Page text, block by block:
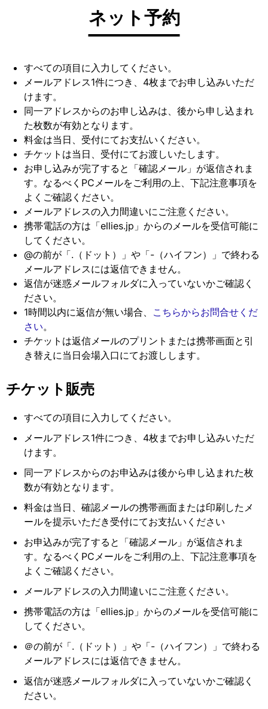
ネット予約
すべての項目に入力してください。
メールアドレス1件につき、4枚までお申し込みいただ
けます。
同一アドレスからのお申し込みは、後から申し込まれ
た枚数が有効となります。
料金は当日、受付にてお支払いください。
チケットは当日、受付にてお渡しいたします。
お申し込みが完了すると「確認メール」が返信されま
す。なるべくPCメールをご利用の上、下記注意事項を
よくご確認ください。
メールアドレスの入力間違いにご注意ください。
携帯電話の方は「ellies.jp」からのメールを受信可能に
してください。
@の前が「.（ドット）」や「-（ハイフン）」で終わる
メールアドレスには返信できません。
返信が迷惑メールフォルダに入っていないかご確認く
ださい。
1時間以内に返信が無い場合、 こちらからお問合せくだ
さい。
チケットは返信メールのプリントまたは携帯画面と引
き替えに当日会場入口にてお渡しします。
チケット販売
すべての項目に入力してください。
メールアドレス1件につき、4枚までお申し込みいただ
けます。
同一アドレスからのお申込みは後から申し込まれた枚
数が有効となります。
料金は当日、確認メールの携帯画面または印刷したメ
ールを提示いただき受付にてお支払いください
お申込みが完了すると「確認メール」が返信されま
す。なるべくPCメールをご利用の上、下記注意事項を
よくご確認ください。
メールアドレスの入力間違いにご注意ください。
携帯電話の方は「ellies.jp」からのメールを受信可能に
してください。
＠の前が「.（ドット）」や「-（ハイフン）」で終わる
メールアドレスには返信できません。
返信が迷惑メールフォルダに入っていないかご確認く
ださい。